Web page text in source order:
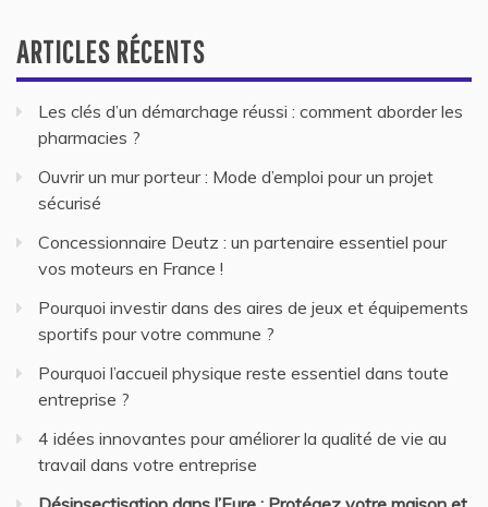
ARTICLES RÉCENTS
Les clés d’un démarchage réussi : comment aborder les
pharmacies ?
Ouvrir un mur porteur : Mode d’emploi pour un projet
sécurisé
Concessionnaire Deutz : un partenaire essentiel pour
vos moteurs en France !
Pourquoi investir dans des aires de jeux et équipements
sportifs pour votre commune ?
Pourquoi l’accueil physique reste essentiel dans toute
entreprise ?
4 idées innovantes pour améliorer la qualité de vie au
travail dans votre entreprise